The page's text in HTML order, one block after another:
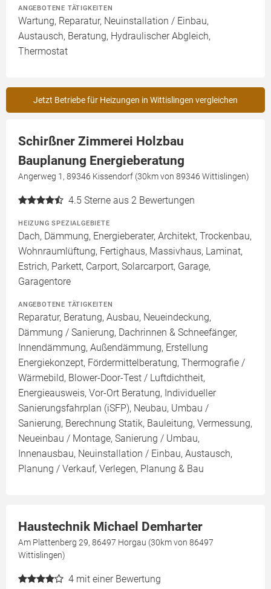
ANGEBOTENE TÄTIGKEITEN
Wartung, Reparatur, Neuinstallation / Einbau,
Austausch, Beratung, Hydraulischer Abgleich,
Thermostat
Jetzt Betriebe für Heizungen in Wittislingen vergleichen
Schirßner Zimmerei Holzbau
Bauplanung Energieberatung
Angerweg 1, 89346 Kissendorf (30km von 89346 Wittislingen)
4.5 Sterne aus 2 Bewertungen
HEIZUNG SPEZIALGEBIETE
Dach, Dämmung, Energieberater, Architekt, Trockenbau,
Wohnraumlüftung, Fertighaus, Massivhaus, Laminat,
Estrich, Parkett, Carport, Solarcarport, Garage,
Garagentore
ANGEBOTENE TÄTIGKEITEN
Reparatur, Beratung, Ausbau, Neueindeckung,
Dämmung / Sanierung, Dachrinnen & Schneefänger,
Innendämmung, Außendämmung, Erstellung
Energiekonzept, Fördermittelberatung, Thermografie /
Wärmebild, Blower-Door-Test / Luftdichtheit,
Energieausweis, Vor-Ort Beratung, Individueller
Sanierungsfahrplan (iSFP), Neubau, Umbau /
Sanierung, Berechnung Statik, Bauleitung, Vermessung,
Neueinbau / Montage, Sanierung / Umbau,
Innenausbau, Neuinstallation / Einbau, Austausch,
Planung / Verkauf, Verlegen, Planung & Bau
Haustechnik Michael Demharter
Am Plattenberg 29, 86497 Horgau (30km von 86497
Wittislingen)
4 mit einer Bewertung